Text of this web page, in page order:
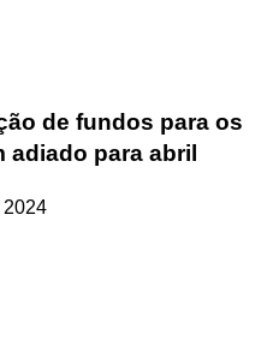
de fundos para os
adiado para abril
2024